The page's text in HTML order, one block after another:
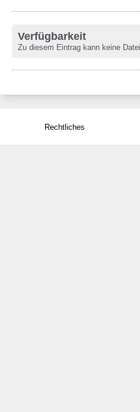
Verfügbarkeit
Zu diesem Eintrag kann keine
Rechtliches